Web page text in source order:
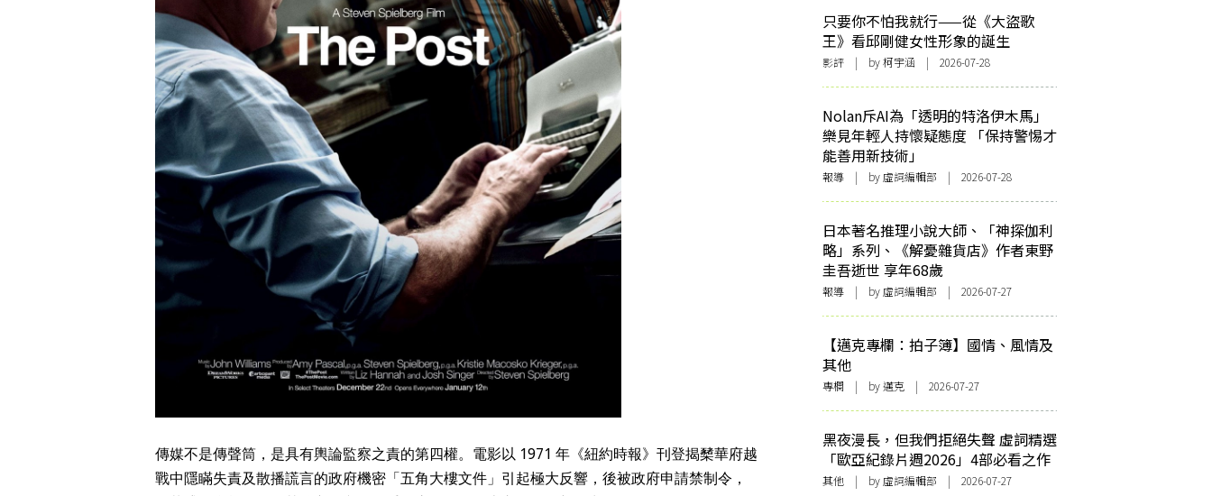
傳媒不是傳聲筒，是具有輿論監察之責的第四權。電影以 1971 年《紐約時報》刊登揭櫫華府越
戰中隱瞞失責及散播謊言的政府機密「五角大樓文件」引起極大反響，後被政府申請禁制令，
只要你不怕我就行——從《大盜歌
王》看邱剛健女性形象的誕生
影評 | by 柯宇涵 | 2026-07-28
Nolan斥AI為「透明的特洛伊木馬」
樂見年輕人持懷疑態度 「保持警惕才
能善用新技術」
報導 | by 虛詞編輯部 | 2026-07-28
日本著名推理小說大師、「神探伽利
略」系列、《解憂雜貨店》作者東野
圭吾逝世 享年68歲
報導 | by 虛詞編輯部 | 2026-07-27
【邁克專欄：拍子簿】國情、風情及
其他
專欄 | by邁克 | 2026-07-27
黑夜漫長，但我們拒絕失聲 虛詞精選
「歐亞紀錄片週2026」4部必看之作
其他 | by 虛詞編輯部 | 2026-07-27